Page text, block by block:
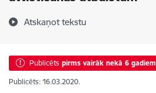
Atskaņot tekstu
Publicēts pirms vairāk nekā 6 gadiem
Publicēts: 16.03.2020.